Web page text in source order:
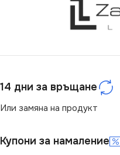
14 дни за връщане
Или замяна на продукт
Купони за намаление